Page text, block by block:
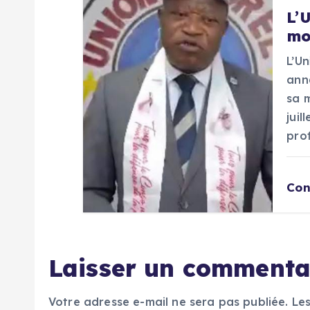
l
e
sa
Laisser un
Votre adresse e-mail ne sera pas publiée.